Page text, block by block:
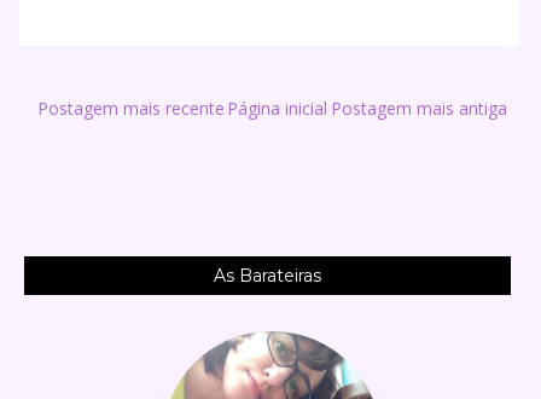
Postagem mais recente Postagem mais antiga
Página inicial
As Barateiras